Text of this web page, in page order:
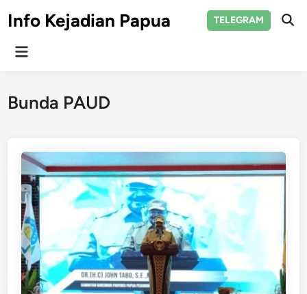
toInfo Kejadian Papua TELEGRAM
Main
Bunda PAUD